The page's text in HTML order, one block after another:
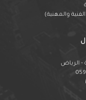
والمهنية)
- الرياض